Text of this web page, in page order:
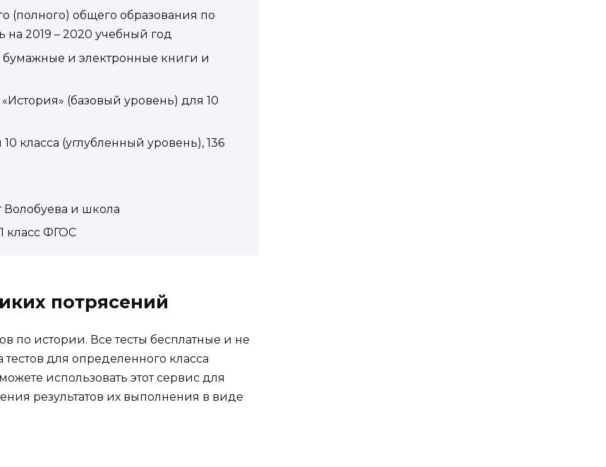
(полного) общего образования по
на 2019 – 2020 учебный год
и электронные книги и
(базовый уровень) для 10
класса (углубленный уровень), 136
Волобуева и школа
класс ФГОС
потрясений
по истории. Все тесты бесплатные и не
для определенного класса
использовать этот сервис для
результатов их выполнения в виде